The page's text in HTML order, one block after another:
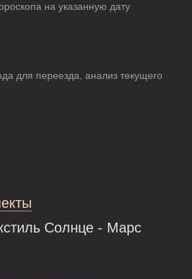
на указанную дату
для переезда, анализ текущего
Солнце - Марс